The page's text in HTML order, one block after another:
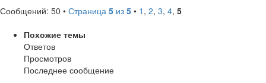
Сообщений: 50 • Страница 5 из 5 • 1 , 2, 3, 4, 5
Похожие темы
Ответов
Просмотров
Последнее сообщение